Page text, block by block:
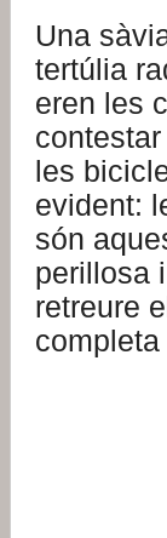
Una
tertúlia
eren les
les
evident:
són
perillosa
retreure